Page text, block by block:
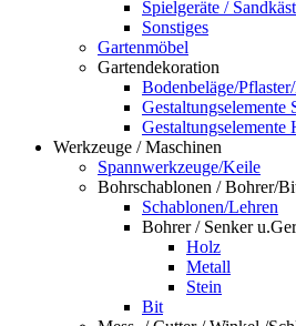
Spielgeräte /
Sonstiges
Gartenmöbel
Gartendekoration
Bodenbeläge/
Gestaltungselemente
Gestaltungselemente
Werkzeuge / Maschinen
Spannwerkzeuge/Keile
Bohrschablonen / Bohrer/
Schablonen/Lehren
Bohrer / Senker
Holz
Metall
Stein
Bit